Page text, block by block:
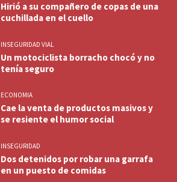
Hirió a su compañero de copas de una
cuchillada en el cuello
INSEGURIDAD VIAL
Un motociclista borracho chocó y no
tenía seguro
ECONOMIA
Cae la venta de productos masivos y
se resiente el humor social
INSEGURIDAD
Dos detenidos por robar una garrafa
en un puesto de comidas